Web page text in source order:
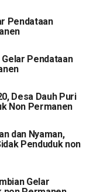
Pendataan
Gelar Pendataan
Desa Dauh Puri
Non Permanen
dan Nyaman,
Penduduk non
Gelar